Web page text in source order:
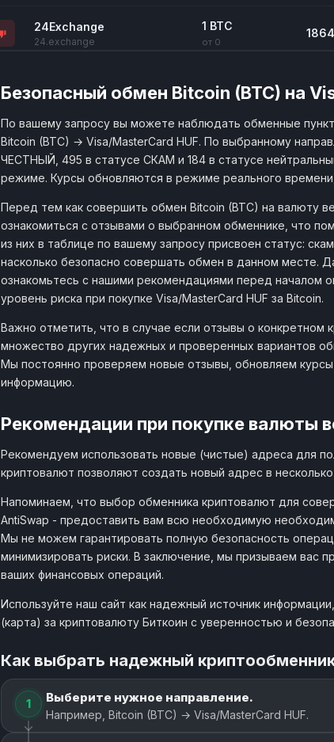
24Exchange
24.exchange
1 BTC
от 0
2rbina.net от 0.01
Безопасный обмен Bitcoin (BTC) на
По вашему запросу вы можете наблюдать обменные
Bitcoin (BTC) → Visa/MasterCard HUF. По выбранному
ЧЕСТНЫЙ, 495 в статусе СКАМ и 184 в статусе
режиме. Курсы обновляются в режиме реального
Перед тем как совершить обмен Bitcoin (BTC) на валюту
ознакомиться с отзывами о выбранном обменнике, что
из них в таблице по вашему запросу присвоен статус:
насколько безопасно совершать обмен в данном месте.
ознакомьтесь с нашими рекомендациями перед началом
уровень риска при покупке Visa/MasterCard HUF за Bitcoin.
Важно отметить, что в случае если отзывы о конкретном
множество других надежных и проверенных вариантов
Мы постоянно проверяем новые отзывы, обновляем
информацию.
Рекомендации при покупке валюты
Рекомендуем использовать новые (чистые) адреса для
криптовалют позволяют создать новый адрес в несколько
Напоминаем, что выбор обменника криптовалют для
AntiSwap - предоставить вам всю необходимую
Мы не можем гарантировать полную безопасность
минимизировать риски. В заключение, мы призываем вас
ваших финансовых операций.
Используйте наш сайт как надежный источник
(карта) за криптовалюту Биткоин с уверенностью и
Как выбрать надежный
1 Выберите нужное направление.
Например, Bitcoin (BTC) → Visa/MasterCard HUF.